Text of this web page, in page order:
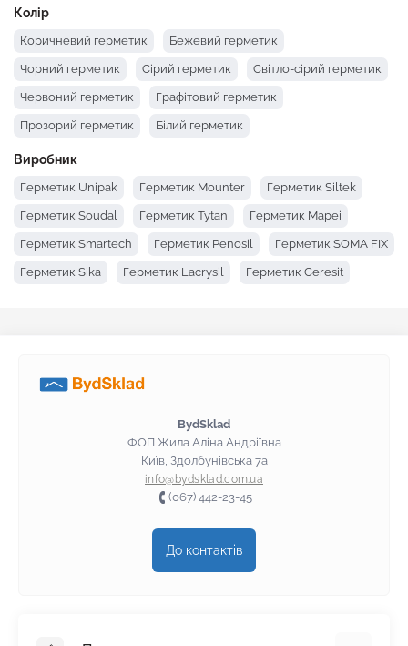
Колір
Коричневий герметик Бежевий герметик
Чорний герметик Сірий герметик Світло-сірий герметик
Червоний герметик Графітовий герметик
Прозорий герметик Білий герметик
Виробник
Герметик Unipak Герметик Mounter Герметик Siltek
Герметик Soudal Герметик Tytan Герметик Mapei
Герметик Smartech Герметик Penosil Герметик SOMA FIX
Герметик Sika Герметик Lacrysil Герметик Ceresit
BydSklad
ФОП Жила Аліна Андріївна
Київ, Здолбунівська 7а
info@bydsklad.com.ua
(067) 442-23-45
До контактів